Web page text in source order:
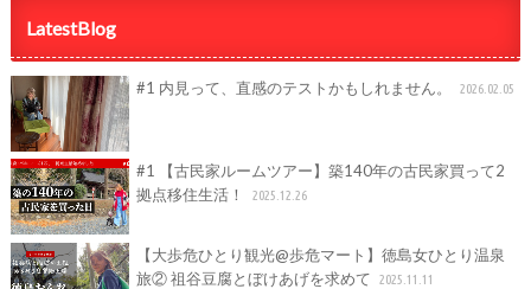
LatestBlog
#1 内見って、直感のテストかもしれません。 2026.02.05
#1 【古民家ルームツアー】築140年の古民家買って2
拠点移住生活！
2025.12.26
【大歩危ひとり観光@歩危マート】徳島女ひとり温泉
旅② 祖谷豆腐とぼけあげを求めて
2025.11.11